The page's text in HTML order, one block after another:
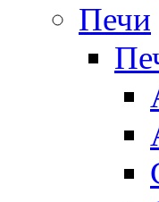
Печи